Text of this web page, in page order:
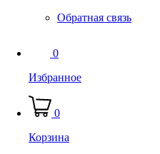
Обратная связь
0
Избранное
0
Корзина